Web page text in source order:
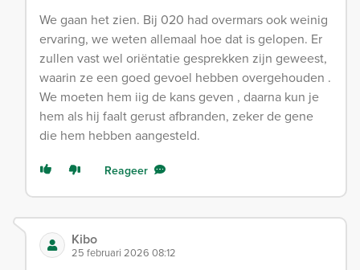
We gaan het zien. Bij 020 had overmars ook weinig
ervaring, we weten allemaal hoe dat is gelopen. Er
zullen vast wel oriëntatie gesprekken zijn geweest,
waarin ze een goed gevoel hebben overgehouden .
We moeten hem iig de kans geven , daarna kun je
hem als hij faalt gerust afbranden, zeker de gene
die hem hebben aangesteld.
Reageer
Kibo
25 februari 2026 08:12